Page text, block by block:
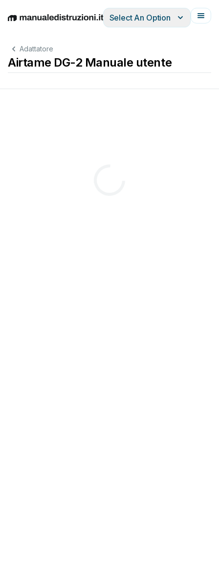
EnglishDeutschEspañolItalianoFrançais
Select An Option
Adattatore
Airtame DG-2 Manuale utente